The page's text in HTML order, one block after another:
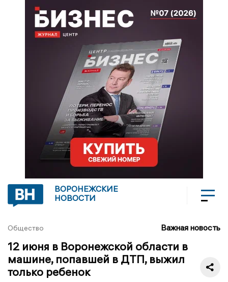
ВОРОНЕЖСКИЕ
НОВОСТИ
Общество Важная новость
12 июня в Воронежской области в
машине, попавшей в ДТП, выжил
только ребенок